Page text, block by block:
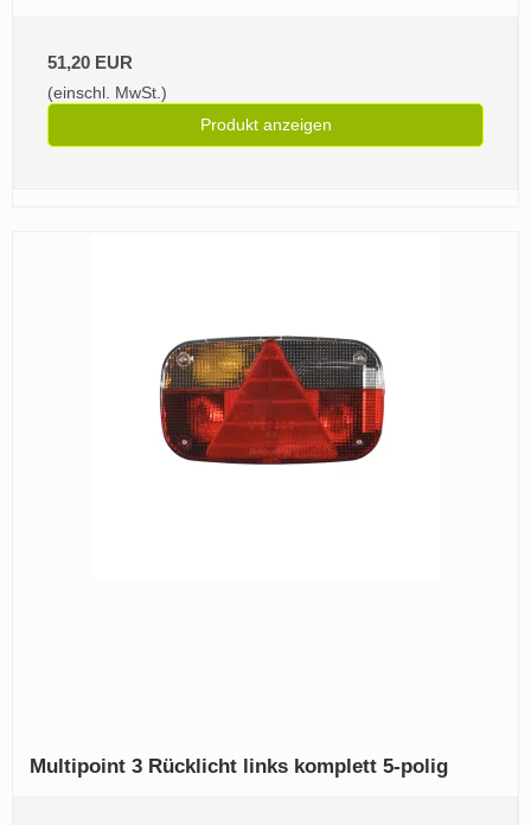
51,20 EUR
(einschl. MwSt.)
Produkt anzeigen
Multipoint 3 Rücklicht links komplett 5-polig